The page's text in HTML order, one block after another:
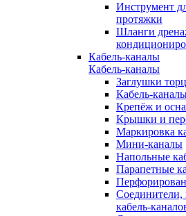
Инструмент
протяжки
Шланги
Кабель-каналы
Кабель-каналы
Заглушки
Кабель-
Крепёж и
Крышки и
Маркировка
Мини-каналы
Напольные
Парапетные
Соединители,
кабель-